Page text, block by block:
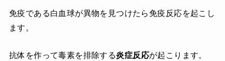
免疫である白血球が異物を見つけたら免疫反応を起こし
ます。
抗体を作って毒素を排除する炎症反応が起こります。